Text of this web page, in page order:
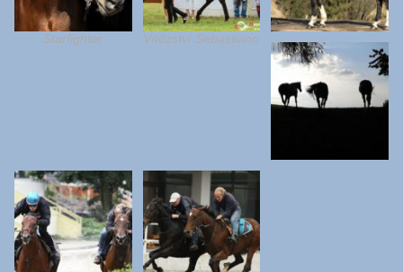
Starfighter Vítězství Sebastiano